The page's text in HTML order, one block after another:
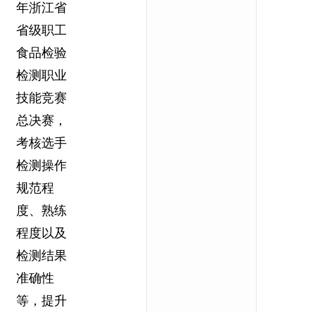
年浙江省
省级职工
食品检验
检测职业
技能竞赛
总决赛，
考核选手
检测操作
规范程
度、熟练
程度以及
检测结果
准确性
等，提升